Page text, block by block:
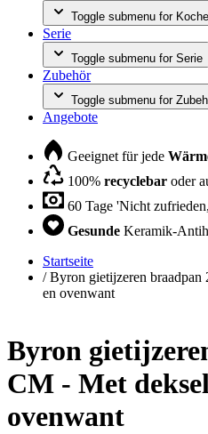
Toggle submenu for
Serie
Toggle submenu for Serie
Zubehör
Toggle submenu for
Angebote
Geeignet für jede
100% recyclebar oder
60 Tage 'Nicht
Gesunde Keramik-
Startseite
/ Byron gietijzeren
en ovenwant
Byron
CM - Met
ovenwant